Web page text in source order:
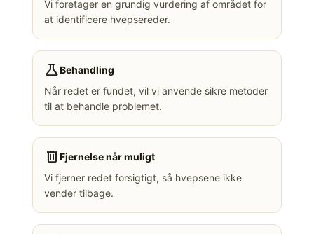
Vi foretager en grundig vurdering af området for
at identificere hvepsereder.
scienceBehandling
Når redet er fundet, vil vi anvende sikre metoder
til at behandle problemet.
deleteFjernelse når muligt
Vi fjerner redet forsigtigt, så hvepsene ikke
vender tilbage.